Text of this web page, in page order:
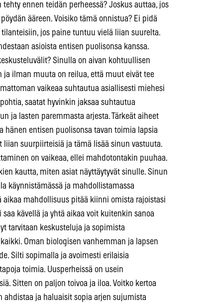
ennen teidän perheessä? Joskus auttaa, jos
ääreen. Voisiko tämä onnistua? Ei pidä
jos paine tuntuu vielä liian suurelta.
asioista entisen puolisonsa kanssa.
Sinulla on aivan kohtuullisen
ja ilman muuta on reilua, että muut eivät tee
vaikeaa suhtautua asiallisesti miehesi
saatat hyvinkin jaksaa suhtautua
ja lasten paremmasta arjesta. Tärkeät aiheet
hänen entisen puolisonsa tavan toimia lapsia
liian suurpiirteisiä ja tämä lisää sinun vastuuta.
on vaikeaa, ellei mahdotontakin puuhaa.
kautta, miten asiat näyttäytyvät sinulle. Sinun
käynnistämässä ja mahdollistamassa
mahdollisuus pitää kiinni omista rajoistasi
kävellä ja yhtä aikaa voit kuitenkin sanoa
tarvitaan keskusteluja ja sopimista
Oman biologisen vanhemman ja lapsen
Silti sopimalla ja avoimesti erilaisia
toimia. Uusperheissä on usein
Sitten on paljon toivoa ja iloa. Voitko kertoa
ja haluaisit sopia arjen sujumista